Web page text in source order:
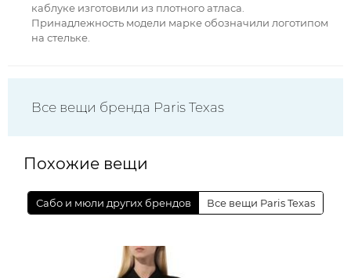
каблуке изготовили из плотного атласа.
Принадлежность модели марке обозначили логотипом
на стельке.
Все вещи бренда Paris Texas
Похожие вещи
Сабо и мюли других брендов Все вещи Paris Texas